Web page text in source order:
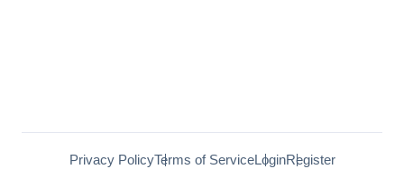
Privacy PolicyTerms of ServiceLoginRegister